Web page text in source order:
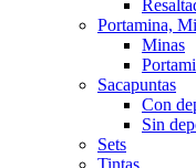
Portamina,
Minas
Sacapuntas
Con
Sin
Sets
Tintas